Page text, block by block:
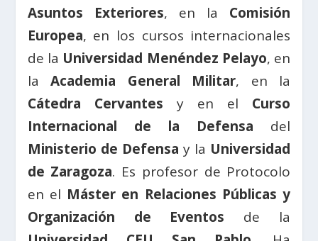
Asuntos Exteriores, en la Comisión
Europea, en los cursos internacionales
de la Universidad Menéndez Pelayo, en
laAcademia General Militar, en la
Cátedra Cervantes y en el Curso
Internacional de la Defensa del
Ministerio de Defensa y la Universidad
de Zaragoza. Es profesor de Protocolo
en el Máster en Relaciones Públicas y
Organización de Eventos de la